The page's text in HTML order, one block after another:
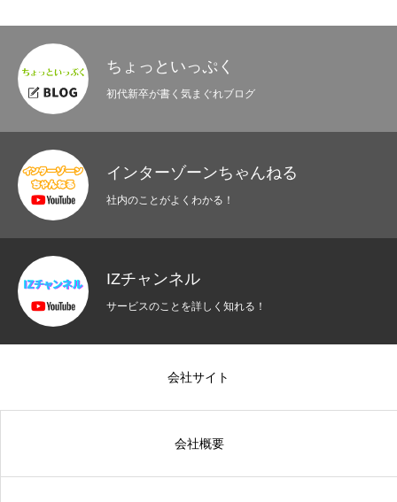
ちょっといっぷく
初代新卒が書く気まぐれブログ
インターゾーンちゃんねる
社内のことがよくわかる！
IZチャンネル
サービスのことを詳しく知れる！
会社サイト
会社概要